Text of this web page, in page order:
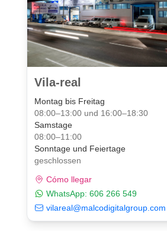
Vila-real
Montag bis Freitag
08:00–13:00 und 16:00–18:30
Samstage
08:00–11:00
Sonntage und Feiertage
geschlossen
Cómo llegar
WhatsApp: 606 266 549
vilareal@malcodigitalgroup.com